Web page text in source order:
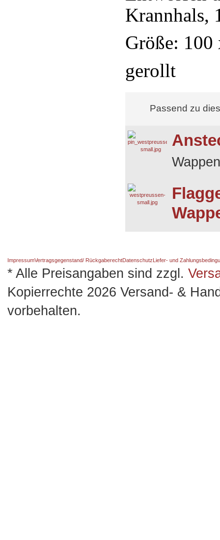
Krannhals,
Größe: 100
gerollt
Passend zu
ImpressumVertragsgegenstand/ RückgaberechtDatenschutzLiefer- und
* Alle Preisangaben sind zzgl.
Kopierrechte 2026 Versand- &
vorbehalten.